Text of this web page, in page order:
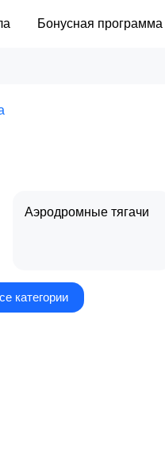
Бонусная программа
Аэродромные тягачи
категории